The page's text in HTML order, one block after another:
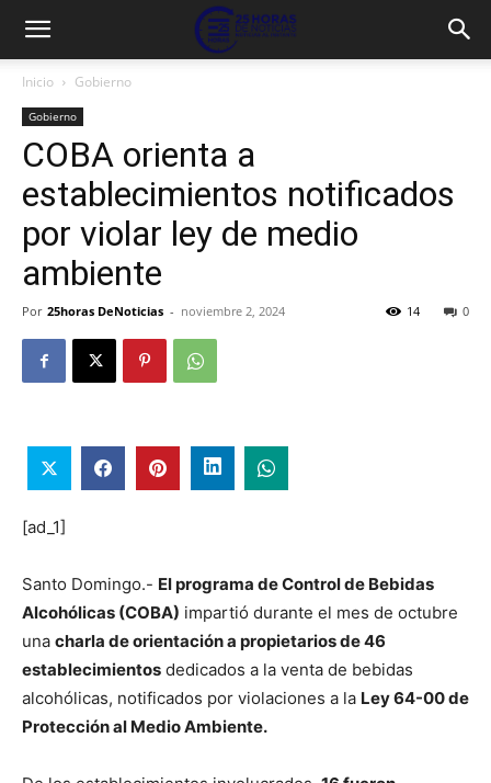
Inicio Gobierno
Gobierno
COBA orienta a
establecimientos notificados
por violar ley de medio
ambiente
Por 25horas DeNoticias - noviembre 2, 2024 0
14
[ad_1]
Santo Domingo.- El programa de Control de Bebidas
Alcohólicas (COBA) impartió durante el mes de octubre
una charla de orientación a propietarios de 46
establecimientos dedicados a la venta de bebidas
alcohólicas, notificados por violaciones a la Ley 64-00 de
Protección al Medio Ambiente.